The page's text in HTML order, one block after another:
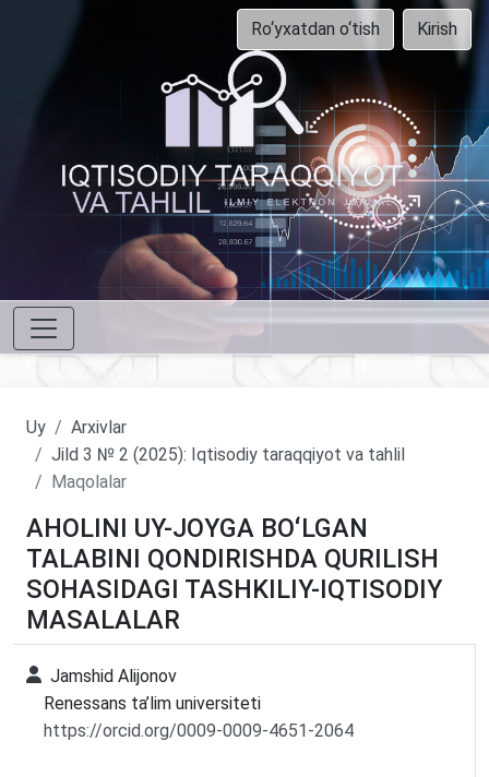
Ro‘yxatdan o‘tish Kirish
Uy
Arxivlar
Jild 3 № 2 (2025): Iqtisodiy taraqqiyot va tahlil
Maqolalar
AHOLINI UY-JOYGA BOʻLGAN
TALABINI QONDIRISHDA QURILISH
SOHASIDAGI TASHKILIY-IQTISODIY
MASALALAR
Jamshid Alijonov
Renessans ta’lim universiteti
https://orcid.org/0009-0009-4651-2064